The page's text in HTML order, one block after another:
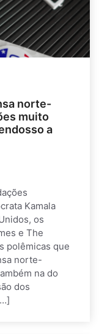
norte-
muito
a
Kamala
os
e The
polêmicas que
norte-
na do
dos